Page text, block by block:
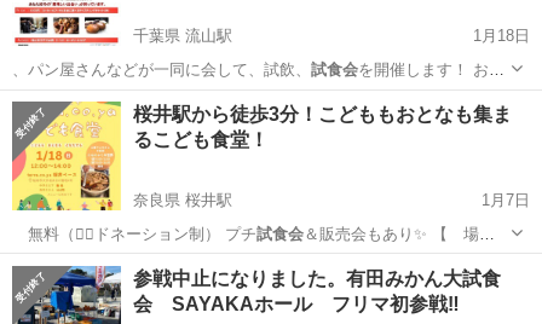
千葉県 流山駅
1月18日
、パン屋さんなどが一同に会して、試飲、 試食会を開催します！ お客
様はチケットをご…
千葉 流山市 流山駅 地域/お祭り 試食会
桜井駅から徒歩3分！こどももおとなも集ま
るこども食堂！
奈良県 桜井駅
1月7日
無料（❤️‍🔥ドネーション制） プチ試食会＆販売会もあり✨ 【 場
所 】ter…
奈良 桜井市 桜井駅 地域/お祭り 子ども食堂
参戦中止になりました。有田みかん大試食
会 SAYAKAホール フリマ初参戦‼️